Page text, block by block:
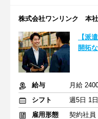
株式会社ワンリンク 本社
【派
開拓
給与
月給
シフト
週5日 1
雇用形態
契約社員